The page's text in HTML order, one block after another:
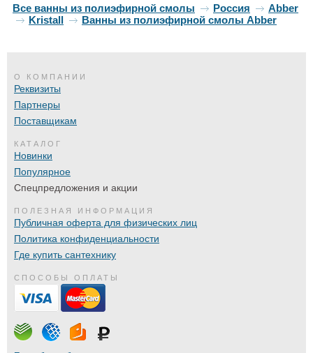
Все ванны из полиэфирной смолы Россия
Abber
Kristall
Ванны из полиэфирной смолы Abber
О КОМПАНИИ
Реквизиты
Партнеры
Поставщикам
КАТАЛОГ
Новинки
Популярное
Спецпредложения и акции
ПОЛЕЗНАЯ ИНФОРМАЦИЯ
Публичная оферта для физических лиц
Политика конфиденциальности
Где купить сантехнику
СПОСОБЫ ОПЛАТЫ